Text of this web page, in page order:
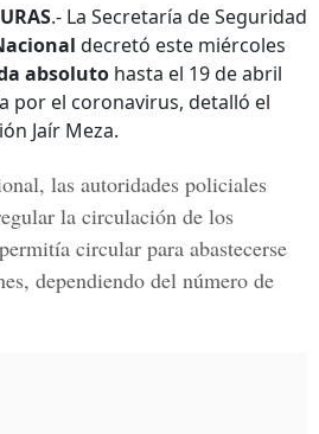
.- La Secretaría de Seguridad
decretó este miércoles
absoluto hasta el 19 de abril
por el coronavirus, detalló el
Jaír Meza.
las autoridades policiales
la circulación de los
circular para abastecerse
dependiendo del número de